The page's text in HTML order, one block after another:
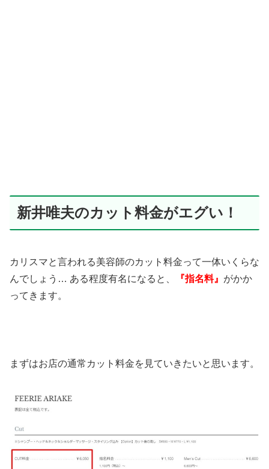
新井唯夫のカット料金がエグい！
カリスマと言われる美容師のカット料金って一体いくらな
んでしょう… ある程度有名になると、 『指名料』 がかか
ってきます。
まずはお店の通常カット料金を見ていきたいと思います。